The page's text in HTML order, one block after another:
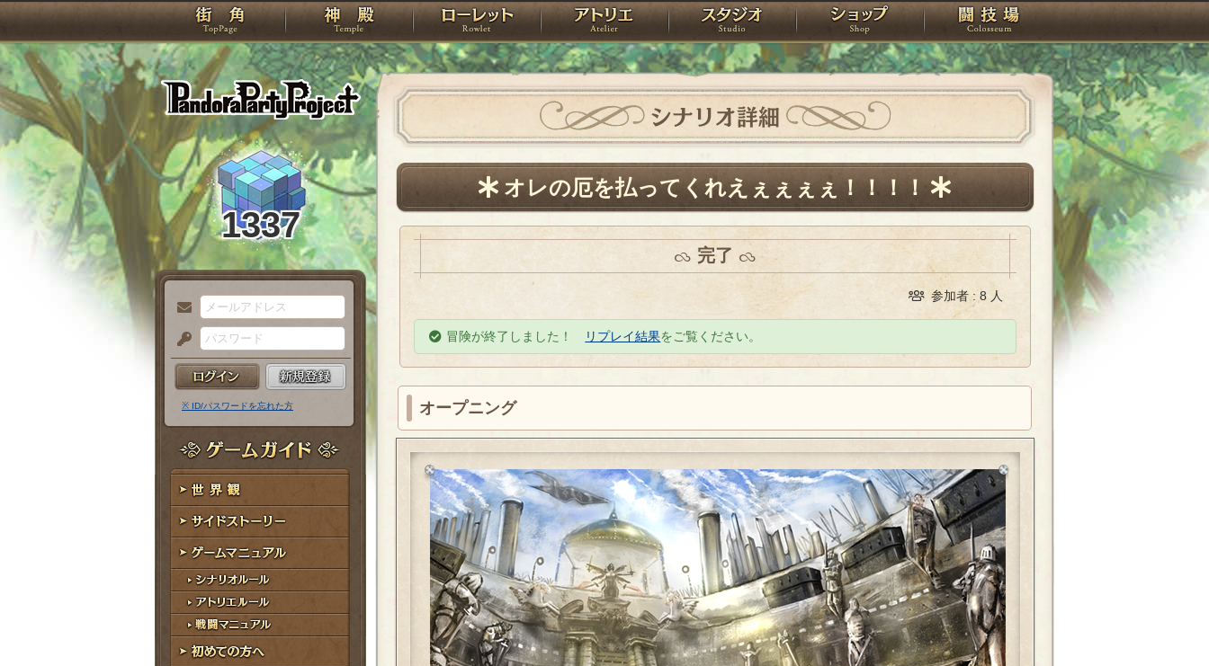
PandoraPartyProject
TOP 神殿 ローレット アトリエ スタジオ ショップ 闘技場
1337
メ
ー
ル
ア
ド
レ
ス
パ
ス
ー
ド
※ ID/パスワードを忘れた方
ゲームガイド
世界観
サイドストーリー
ゲームマニュアル
シナリオルール
アトリエルール
戦闘マニュアル
シナリオ詳細
オレの厄を払ってくれえぇぇぇぇ！！！！
完了
参加者 : 8 人
冒険が終了しました！ リプレイ結果をご覧ください。
オープニング